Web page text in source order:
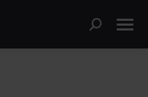
Szukaj: